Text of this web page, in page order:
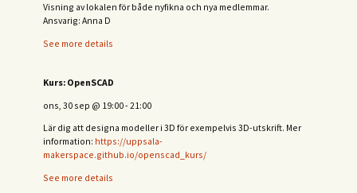
Visning av lokalen för både nyfikna och nya medlemmar.
Ansvarig: Anna D
See more details
Kurs: OpenSCAD
ons, 30 sep @ 19:00-21:00
Lär dig att designa modeller i 3D för exempelvis 3D-utskrift. Mer
information: https://uppsala-
makerspace.github.io/openscad_kurs/
See more details